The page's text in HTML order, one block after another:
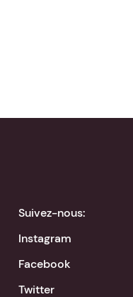
Suivez-nous:
Instagram
Facebook
Twitter